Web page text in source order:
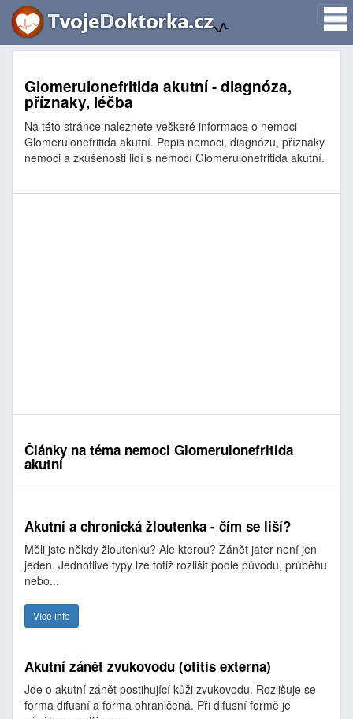
Glomerulonefritida akutní - diagnóza,
příznaky, léčba
Na této stránce naleznete veškeré informace o nemoci
Glomerulonefritida akutní. Popis nemoci, diagnózu, příznaky
nemoci a zkušenosti lidí s nemocí Glomerulonefritida akutní.
Články na téma nemoci Glomerulonefritida
akutní
Akutní a chronická žloutenka - čím se liší?
Měli jste někdy žloutenku? Ale kterou? Zánět jater není jen
jeden. Jednotlivé typy lze totiž rozlišit podle původu, průběhu
nebo...
Více info
Akutní zánět zvukovodu (otitis externa)
Jde o akutní zánět postihující kůži zvukovodu. Rozlišuje se
forma difusní a forma ohraničená. Při difusní formě je